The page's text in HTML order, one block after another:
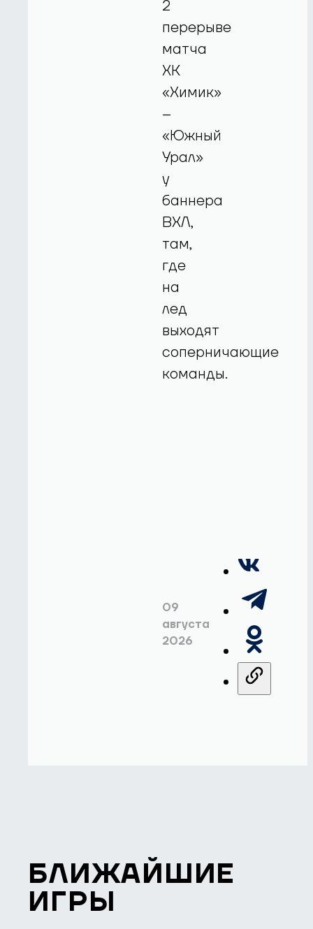
2
перерыве
матча
ХК
«Химик»
–
«Южный
Урал»
у
баннера
ВХЛ,
там,
где
на
лед
выходят
соперничающие
команды.
09
августа
2026
БЛИЖАЙШИЕ
ИГРЫ